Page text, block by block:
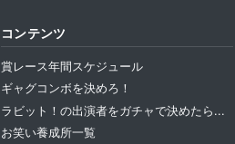
コンテンツ
賞レース年間スケジュール
ギャグコンボを決めろ！
ラビット！の出演者をガチャで決めたら...
お笑い養成所一覧